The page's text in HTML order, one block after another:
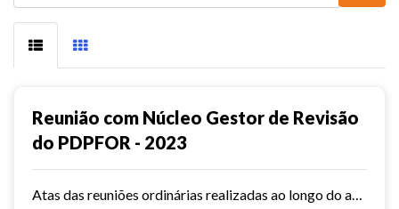
Reunião com Núcleo Gestor de Revisão
do PDPFOR - 2023